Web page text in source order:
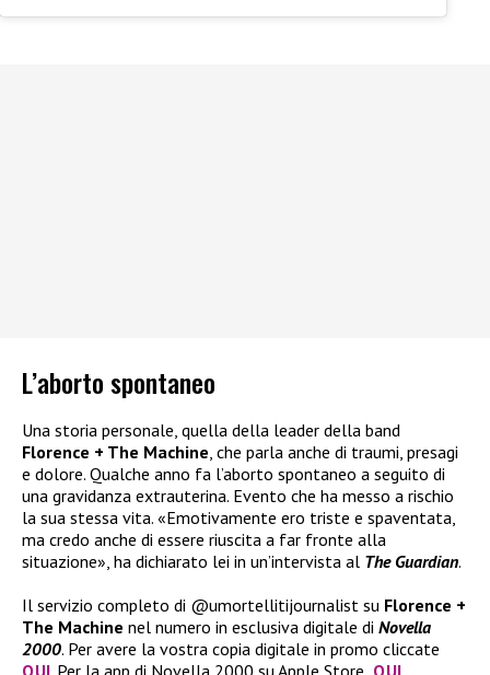
L’aborto spontaneo
Una storia personale, quella della leader della band
Florence + The Machine, che parla anche di traumi, presagi
e dolore. Qualche anno fa l’aborto spontaneo a seguito di
una gravidanza extrauterina. Evento che ha messo a rischio
la sua stessa vita. «Emotivamente ero triste e spaventata,
ma credo anche di essere riuscita a far fronte alla
situazione», ha dichiarato lei in un’intervista al The Guardian.
Il servizio completo di @umortellitijournalist su Florence +
The Machine nel numero in esclusiva digitale di Novella
2000. Per avere la vostra copia digitale in promo cliccate